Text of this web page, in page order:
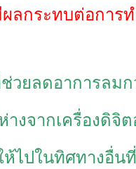
ลกระทบต่อการ
วยลดอาการลม
างจากเครื่องดิจิ
ไปในทิศทางอื่น